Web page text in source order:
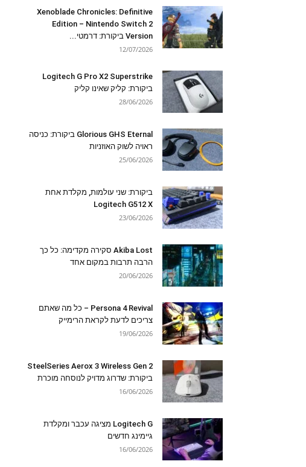
Xenoblade Chronicles: Definitive
Edition – Nintendo Switch 2
Version ביקורת: דרמטי...
12/07/2026
Logitech G Pro X2 Superstrike
ביקורת: קליק שאינו קליק
28/06/2026
Glorious GHS Eternal ביקורת: כניסה
ראויה לשוק האוזניות
25/06/2026
ביקורת: שני עולמות, מקלדת אחת
Logitech G512 X
23/06/2026
Akiba Lost סקירה מקדימה: כל כך
הרבה תרבות במקום אחד
20/06/2026
Persona 4 Revival – כל מה שאתם
צריכים לדעת לקראת הרימייק
19/06/2026
SteelSeries Aerox 3 Wireless Gen 2
ביקורת: שדרוג מדויק לנוסחה מוכרת
16/06/2026
Logitech G מציגה עכבר ומקלדת
גיימינג חדשים
16/06/2026